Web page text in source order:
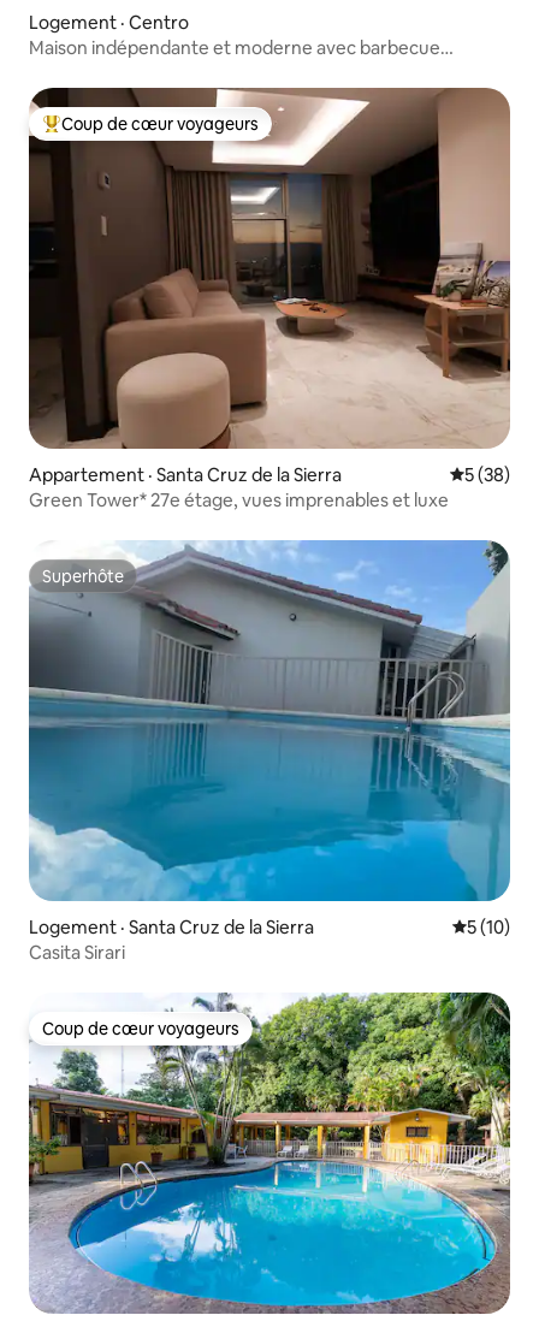
Logement · Centro
Maison indépendante et moderne avec barbecue
Coup de cœur voyageurs parmi les plus aimés
Coup de cœur voyageurs
Appartement · Santa Cruz de la Sierra Note
5 (38)
Green Tower* 27e étage, vues imprenables et luxe
Superhôte
Superhôte
Logement · Santa Cruz de la Sierra Note
5 (10)
Casita Sirari
Coup de cœur voyageurs
Coup de cœur voyageurs